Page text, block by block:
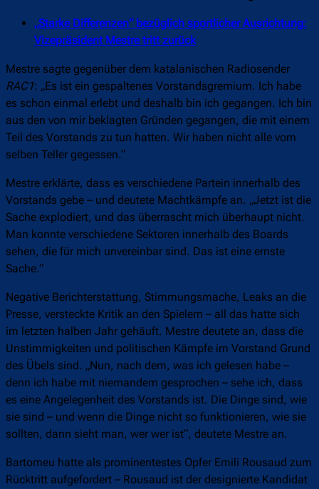
„Starke Differenzen“ bezüglich sportlicher Ausrichtung:
Vizepräsident Mestre tritt zurück
Mestre sagte gegenüber dem katalanischen Radiosender
RAC1: „Es ist ein gespaltenes Vorstandsgremium. Ich habe
es schon einmal erlebt und deshalb bin ich gegangen. Ich bin
aus den von mir beklagten Gründen gegangen, die mit einem
Teil des Vorstands zu tun hatten. Wir haben nicht alle vom
selben Teller gegessen.“
Mestre erklärte, dass es verschiedene Partein innerhalb des
Vorstands gebe – und deutete Machtkämpfe an. „Jetzt ist die
Sache explodiert, und das überrascht mich überhaupt nicht.
Man konnte verschiedene Sektoren innerhalb des Boards
sehen, die für mich unvereinbar sind. Das ist eine ernste
Sache.“
Negative Berichterstattung, Stimmungsmache, Leaks an die
Presse, versteckte Kritik an den Spielern – all das hatte sich
im letzten halben Jahr gehäuft. Mestre deutete an, dass die
Unstimmigkeiten und politischen Kämpfe im Vorstand Grund
des Übels sind. „Nun, nach dem, was ich gelesen habe –
denn ich habe mit niemandem gesprochen – sehe ich, dass
es eine Angelegenheit des Vorstands ist. Die Dinge sind, wie
sie sind – und wenn die Dinge nicht so funktionieren, wie sie
sollten, dann sieht man, wer wer ist“, deutete Mestre an.
Bartomeu hatte als prominentestes Opfer Emili Rousaud zum
Rücktritt aufgefordert – Rousaud ist der designierte Kandidat